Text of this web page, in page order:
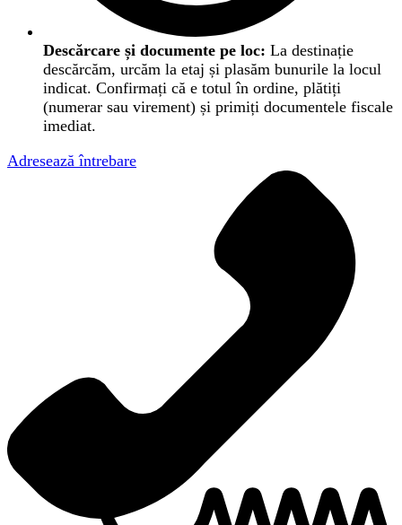
Descărcare și documente pe loc: La destinație
descărcăm, urcăm la etaj și plasăm bunurile la locul
indicat. Confirmați că e totul în ordine, plătiți
(numerar sau virement) și primiți documentele fiscale
imediat.
Adresează întrebare